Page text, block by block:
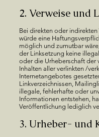
2. Verweise und
Bei direkten oder
würde eine
möglich und zumutbar
der Linksetzung keine
oder die Urheberschaft der
Inhalten aller verlinkten /
Internetangebotes
Linkverzeichnissen,
illegale, fehlerhafte oder
Informationen entstehen,
Veröffentlichung lediglich
3. Urheber- und